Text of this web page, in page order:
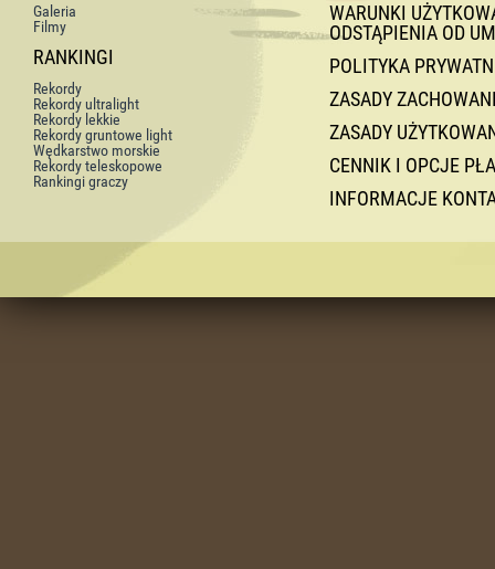
Galeria
Filmy
RANKINGI
Rekordy
Rekordy ultralight
Rekordy lekkie
Rekordy gruntowe light
Wędkarstwo morskie
Rekordy teleskopowe
Rankingi graczy
WARUNKI
ODSTĄPIENIA OD
POLITYKA
ZASADY
ZASADY
CENNIK I OPCJE
INFORMACJE